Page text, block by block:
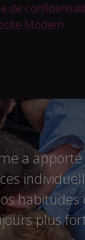
de
Modern
a
habitudes
plus